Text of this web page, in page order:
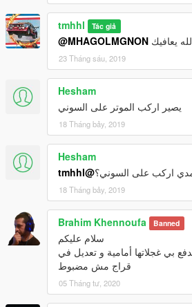
tmhhl Tác giả
@MHAGOLMGNON يعافيك
23 Tháng sáu, 2019
Hesham
يصير اركب الموتر على السوني
18 Tháng bảy, 2019
Hesham
اركب على السوني؟@tmhhl
18 Tháng bảy, 2019
Brahim Khennoufa Banned
سلام عليكم
بي غجلاتها أمامية و تعديل في
قراج مش مضبوط
05 Tháng tư, 2020